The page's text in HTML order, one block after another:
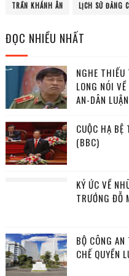
TRẦN KHÁNH ÂN LỊCH SỬ ĐẢNG
ĐỌC NHIỀU NHẤT
NGHE THIẾU
LONG NÓI
AN-DÂN
CUỘC HẠ BỆ
(BBC)
KÝ ỨC VỀ
TRƯỚNG ĐỖ
BỘ CÔNG
CHẾ QUYỀN